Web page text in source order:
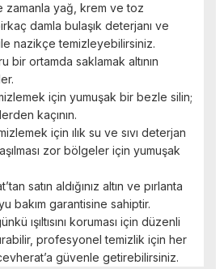
zamanla yağ, krem ve toz
damla bulaşık deterjanı ve
nazikçe temizleyebilirsiniz.
bir ortamda saklamak altının
için yumuşak bir bezle silin;
kaçının.
için ılık su ve sıvı deterjan
zor bölgeler için yumuşak
satın aldığınız altın ve pırlanta
bakım garantisine sahiptir.
ışıltısını koruması için düzenli
profesyonel temizlik için her
güvenle getirebilirsiniz.